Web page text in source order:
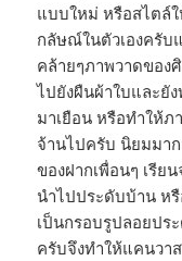
แบบใหม่ หรือสไตล์
กลัษณ์ในตัวเองครั
คล้ายๆภาพวาดของ
ไปยังผืนผ้าใบและยั
มาเยือน หรือทำให้
จ้านไปครับ นิยมมา
ของฝากเพื่อนๆ เรีย
นำไปประดับบ้าน ห
เป็นกรอบรูปลอยปร
ครับจึงทำให้แคนวา